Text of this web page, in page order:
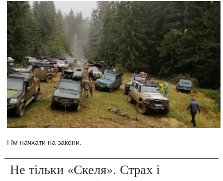
І їм начхати на закони.
Не тільки «Скеля». Страх і